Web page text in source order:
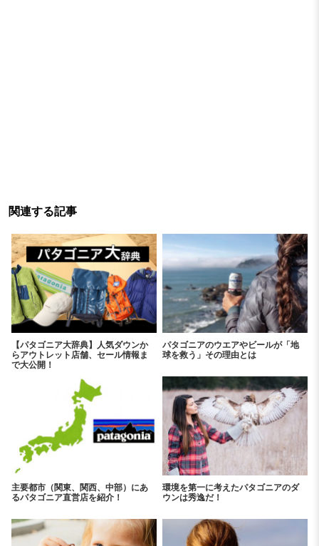
関連する記事
【パタゴニア大辞典】人気ダウンか
らアウトレット店舗、セール情報ま
で大公開！
パタゴニアのウエアやビールが「地
球を救う」その理由とは
主要都市（関東、関西、中部）にあ
るパタゴニア直営店を紹介！
環境を第一に考えたパタゴニアのダ
ウンは秀逸だ！